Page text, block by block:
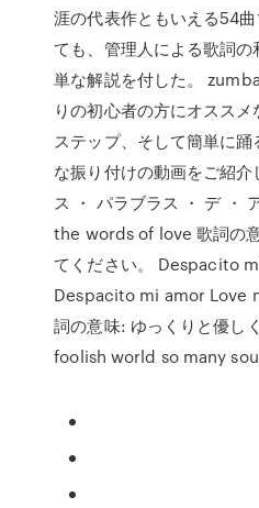
涯の代表作ともいえる54
ても、管理人による歌詞
単な解説を付した。
りの初心者の方にオスス
ステップ、そして簡単に
な振り付けの動画をご紹
ス ・ パラブラス ・ デ ・
the words of love 歌詞の
てください。 Despacito
Despacito mi amor Love
詞の意味: ゆっくりと優し
foolish world so many